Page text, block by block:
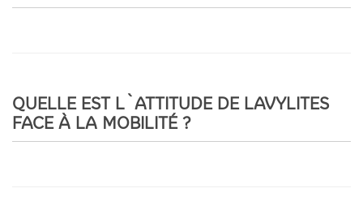
QUELLE EST L`ATTITUDE DE LAVYLITES
FACE À LA MOBILITÉ ?